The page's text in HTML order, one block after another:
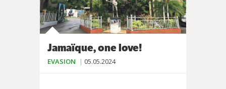
Jamaïque, one love!
EVASION 05.05.2024